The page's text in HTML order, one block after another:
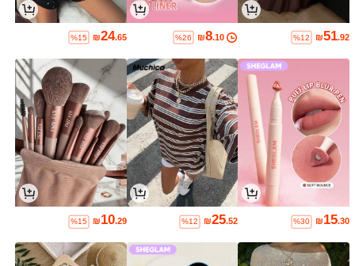
₪51.92
%12
₪8.10
%26
₪24.65
%15
₪15.30
%30
₪25.52
%12
₪10.29
%15